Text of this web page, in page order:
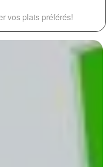
vos plats préférés!